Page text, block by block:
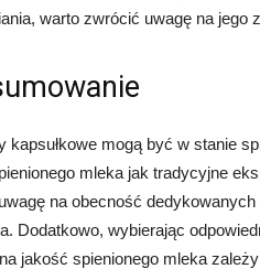
warto zwrócić uwagę na jego
kapsułkowe mogą być w stanie
mleka jak tradycyjne
na obecność
Dodatkowo, wybierając
jakość spienionego mleka